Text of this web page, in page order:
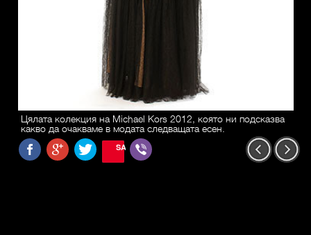
Цялата колекция на Michael Kors 2012, която ни подсказва
какво да очакваме в модата следващата есен.
SAVE